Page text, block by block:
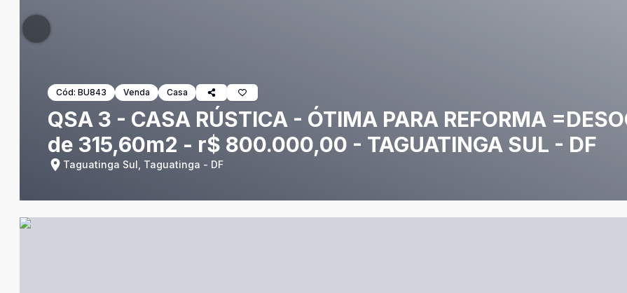
Cód: BU843 Venda Casa
QSA 3 - CASA RÚSTICA - ÓTIMA PARA REFORMA
de 315,60m2 - r$ 800.000,00 - TAGUATINGA SUL - DF
Taguatinga Sul, Taguatinga - DF